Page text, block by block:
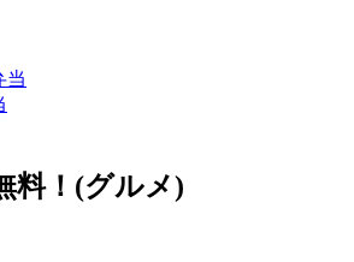
料！ (グルメ)